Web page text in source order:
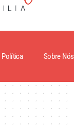
Política Sobre Nós